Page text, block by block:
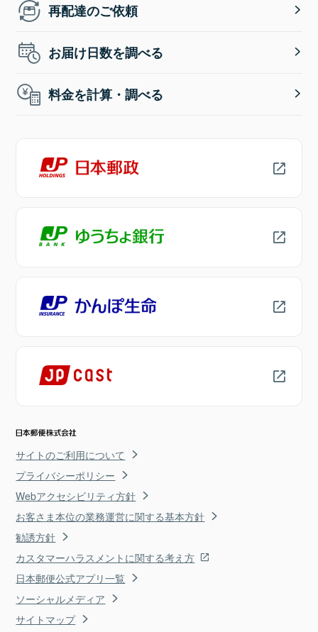
再配達のご依頼
お届け日数を調べる
料金を計算・調べる
サイトのご利用について
プライバシーポリシー
Webアクセシビリティ方針
お客さま本位の業務運営に関する基本方針
勧誘方針
カスタマーハラスメントに関する考え方
日本郵便公式アプリ一覧
ソーシャルメディア
サイトマップ